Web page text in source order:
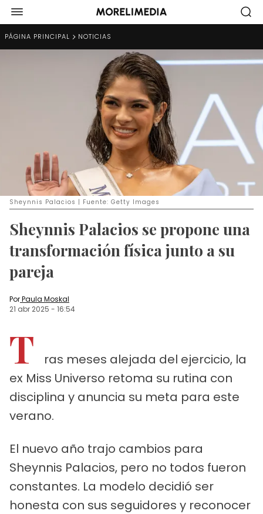
PÁGINA PRINCIPAL NOTICIAS
Sheynnis Palacios | Fuente: Getty Images
Sheynnis Palacios se propone una
transformación física junto a su
pareja
PorPaula Moskal
21 abr 2025 - 16:54
T
ras meses alejada del ejercicio, la
ex Miss Universo retoma su rutina con
disciplina y anuncia su meta para este
verano.
El nuevo año trajo cambios para
Sheynnis Palacios, pero no todos fueron
constantes. La modelo decidió ser
honesta con sus seguidores y reconocer